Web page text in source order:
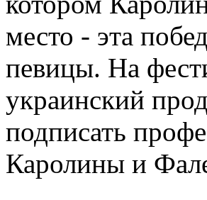
место - эта
певицы. На
украинский
подписать
Каролины и